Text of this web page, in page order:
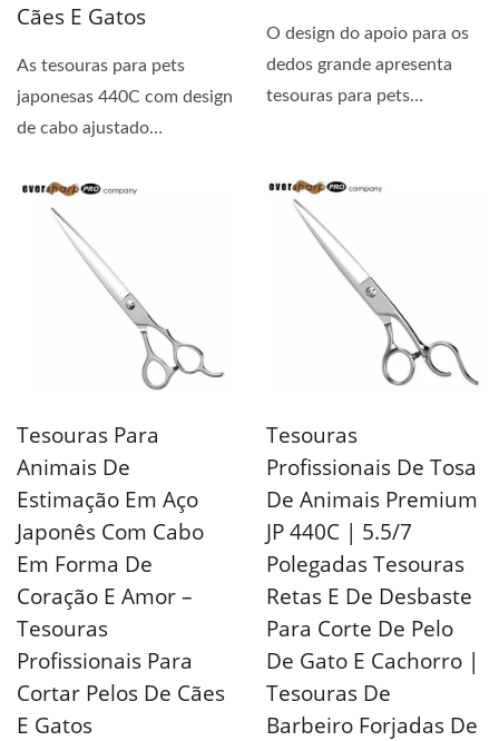
Cães E Gatos
As tesouras para pets
japonesas 440C com design
de cabo ajustado
cabo...
O design do apoio para os
dedos grande apresenta
tesouras para pets
Tesouras Para
Animais De
Estimação Em Aço
Japonês Com Cabo
Em Forma De
Coração E Amor –
Tesouras
Profissionais Para
Cortar Pelos De Cães
E Gatos
Tesouras
Profissionais De Tosa
De Animais Premium
JP 440C | 5.5/7
Polegadas Tesouras
Retas E De Desbaste
Para Corte De Pelo
De Gato E Cachorro |
Tesouras De
Barbeiro Forjadas De